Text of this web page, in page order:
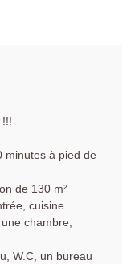
minutes à pied de
de 130 m²
cuisine
chambre,
W.C, un bureau